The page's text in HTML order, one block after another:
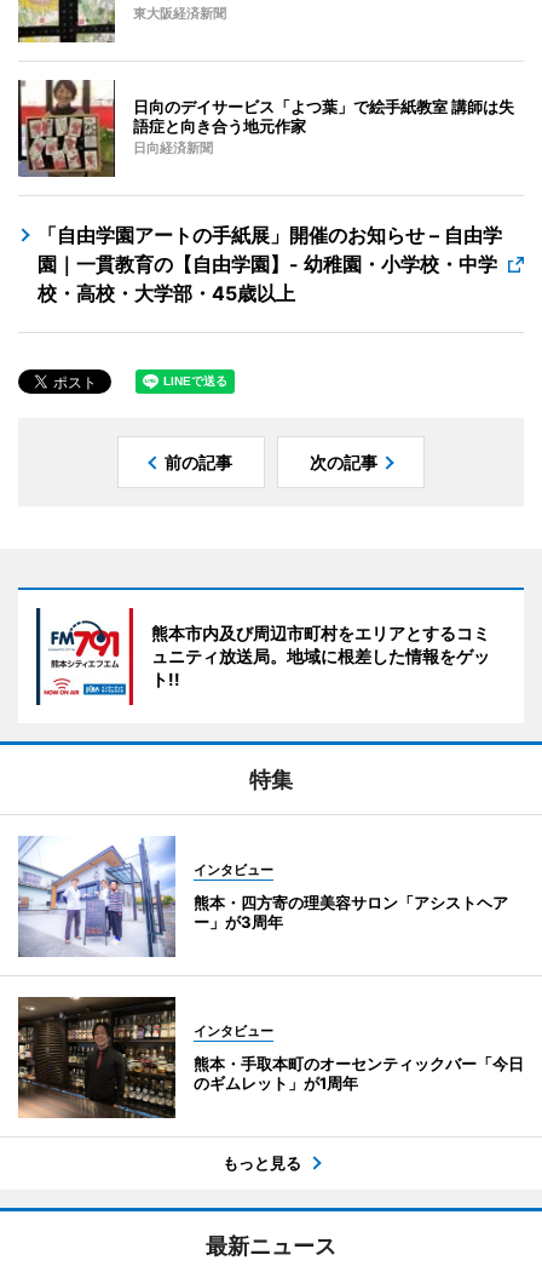
東大阪経済新聞
日向のデイサービス「よつ葉」で絵手紙教室 講師は失
語症と向き合う地元作家
日向経済新聞
「自由学園アートの手紙展」開催のお知らせ – 自由学
園｜一貫教育の【自由学園】- 幼稚園・小学校・中学
校・高校・大学部・45歳以上
前の記事 次の記事
熊本市内及び周辺市町村をエリアとするコミ
ュニティ放送局。地域に根差した情報をゲッ
ト!!
特集
インタビュー
熊本・四方寄の理美容サロン「アシストヘア
ー」が3周年
インタビュー
熊本・手取本町のオーセンティックバー「今日
のギムレット」が1周年
もっと見る
最新ニュース